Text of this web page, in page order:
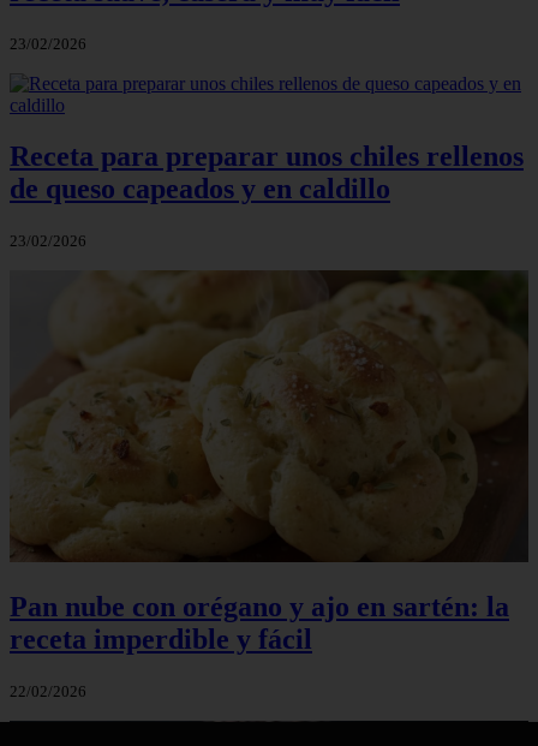
23/02/2026
Receta para preparar unos chiles rellenos
de queso capeados y en caldillo
23/02/2026
Pan nube con orégano y ajo en sartén: la
receta imperdible y fácil
22/02/2026